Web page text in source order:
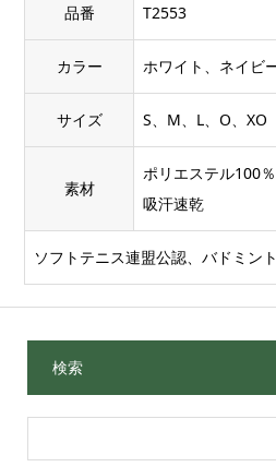
品番 T2553
カラー ホワイト、ネイビ
サイズ S、M、L、O、XO
素材
ポリエステル100％
吸汗速乾
ソフトテニス連盟公認、バドミン
検索